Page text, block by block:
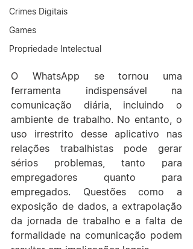
Crimes Digitais
Games
Propriedade Intelectual
O WhatsApp se tornou uma
ferramenta indispensável na
comunicação diária, incluindo o
ambiente de trabalho. No entanto, o
uso irrestrito desse aplicativo nas
relações trabalhistas pode gerar
sérios problemas, tanto para
empregadores quanto para
empregados. Questões como a
exposição de dados, a extrapolação
da jornada de trabalho e a falta de
formalidade na comunicação podem